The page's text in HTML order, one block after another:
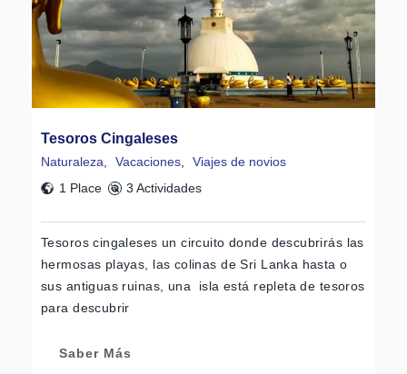
Tesoros Cingaleses
Naturaleza Vacaciones
Viajes de novios
1 Place
3 Actividades
Tesoros cingaleses un circuito donde descubrirás las
hermosas playas, las colinas de Sri Lanka hasta o
sus antiguas ruinas, una isla está repleta de tesoros
para descubrir
Saber Más